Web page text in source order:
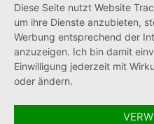
Informationen
Diese Seite nutzt Website
um ihre Dienste anzubieten,
Werbung entsprechend der
anzuzeigen. Ich bin damit
Einwilligung jederzeit mit
oder ändern.